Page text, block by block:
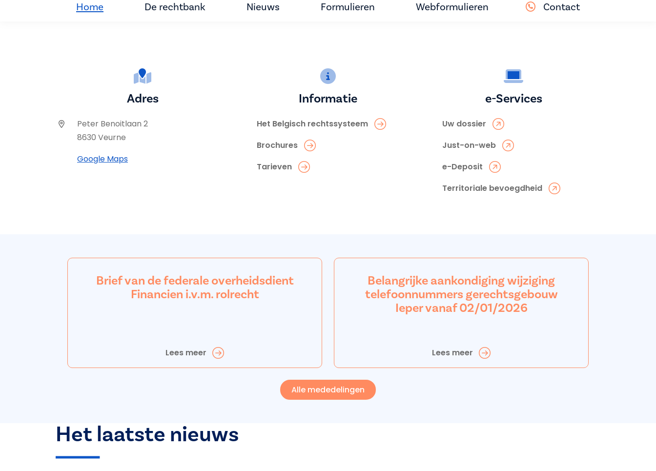
Home De rechtbank Nieuws Formulieren Webformulieren Contact
Adres
Peter Benoitlaan 2
8630 Veurne
Google Maps
Informatie
Het Belgisch rechtssysteem
Brochures
Tarieven
e-Services
Uw dossier
Just-on-web
e-Deposit
Territoriale bevoegdheid
Brief van de federale overheidsdient
Financien i.v.m. rolrecht
Lees meer
Belangrijke aankondiging wijziging
telefoonnummers gerechtsgebouw
Ieper vanaf 02/01/2026
Lees meer
Alle mededelingen
Het laatste nieuws